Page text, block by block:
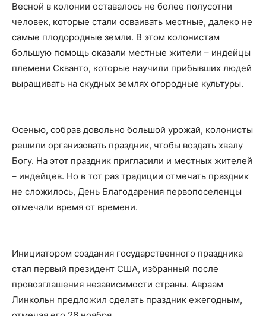
Весной в колонии оставалось не более полусотни
человек, которые стали осваивать местные, далеко не
самые плодородные земли. В этом колонистам
большую помощь оказали местные жители – индейцы
племени Скванто, которые научили прибывших людей
выращивать на скудных землях огородные культуры.
Осенью, собрав довольно большой урожай, колонисты
решили организовать праздник, чтобы воздать хвалу
Богу. На этот праздник пригласили и местных жителей
– индейцев. Но в тот раз традиции отмечать праздник
не сложилось, День Благодарения первопоселенцы
отмечали время от времени.
Инициатором создания государственного праздника
стал первый президент США, избранный после
провозглашения независимости страны. Авраам
Линкольн предложил сделать праздник ежегодным,